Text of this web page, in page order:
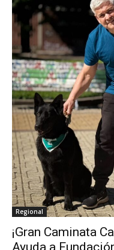
Regional
¡Gran Caminata
Ayuda a